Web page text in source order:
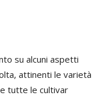
su alcuni aspetti
attinenti le varietà
tutte le cultivar